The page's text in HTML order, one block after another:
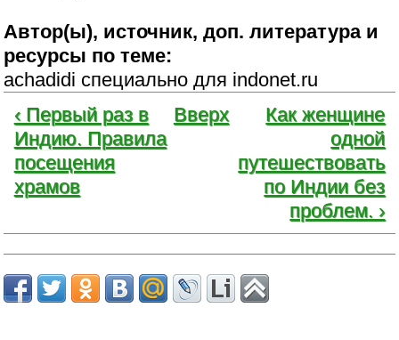
Автор(ы), источник, доп. литература и
ресурсы по теме:
achadidi специально для indonet.ru
‹ Первый раз в
Индию. Правила
посещения
храмов
Вверх
Как женщине
одной
путешествовать
по Индии без
проблем. ›